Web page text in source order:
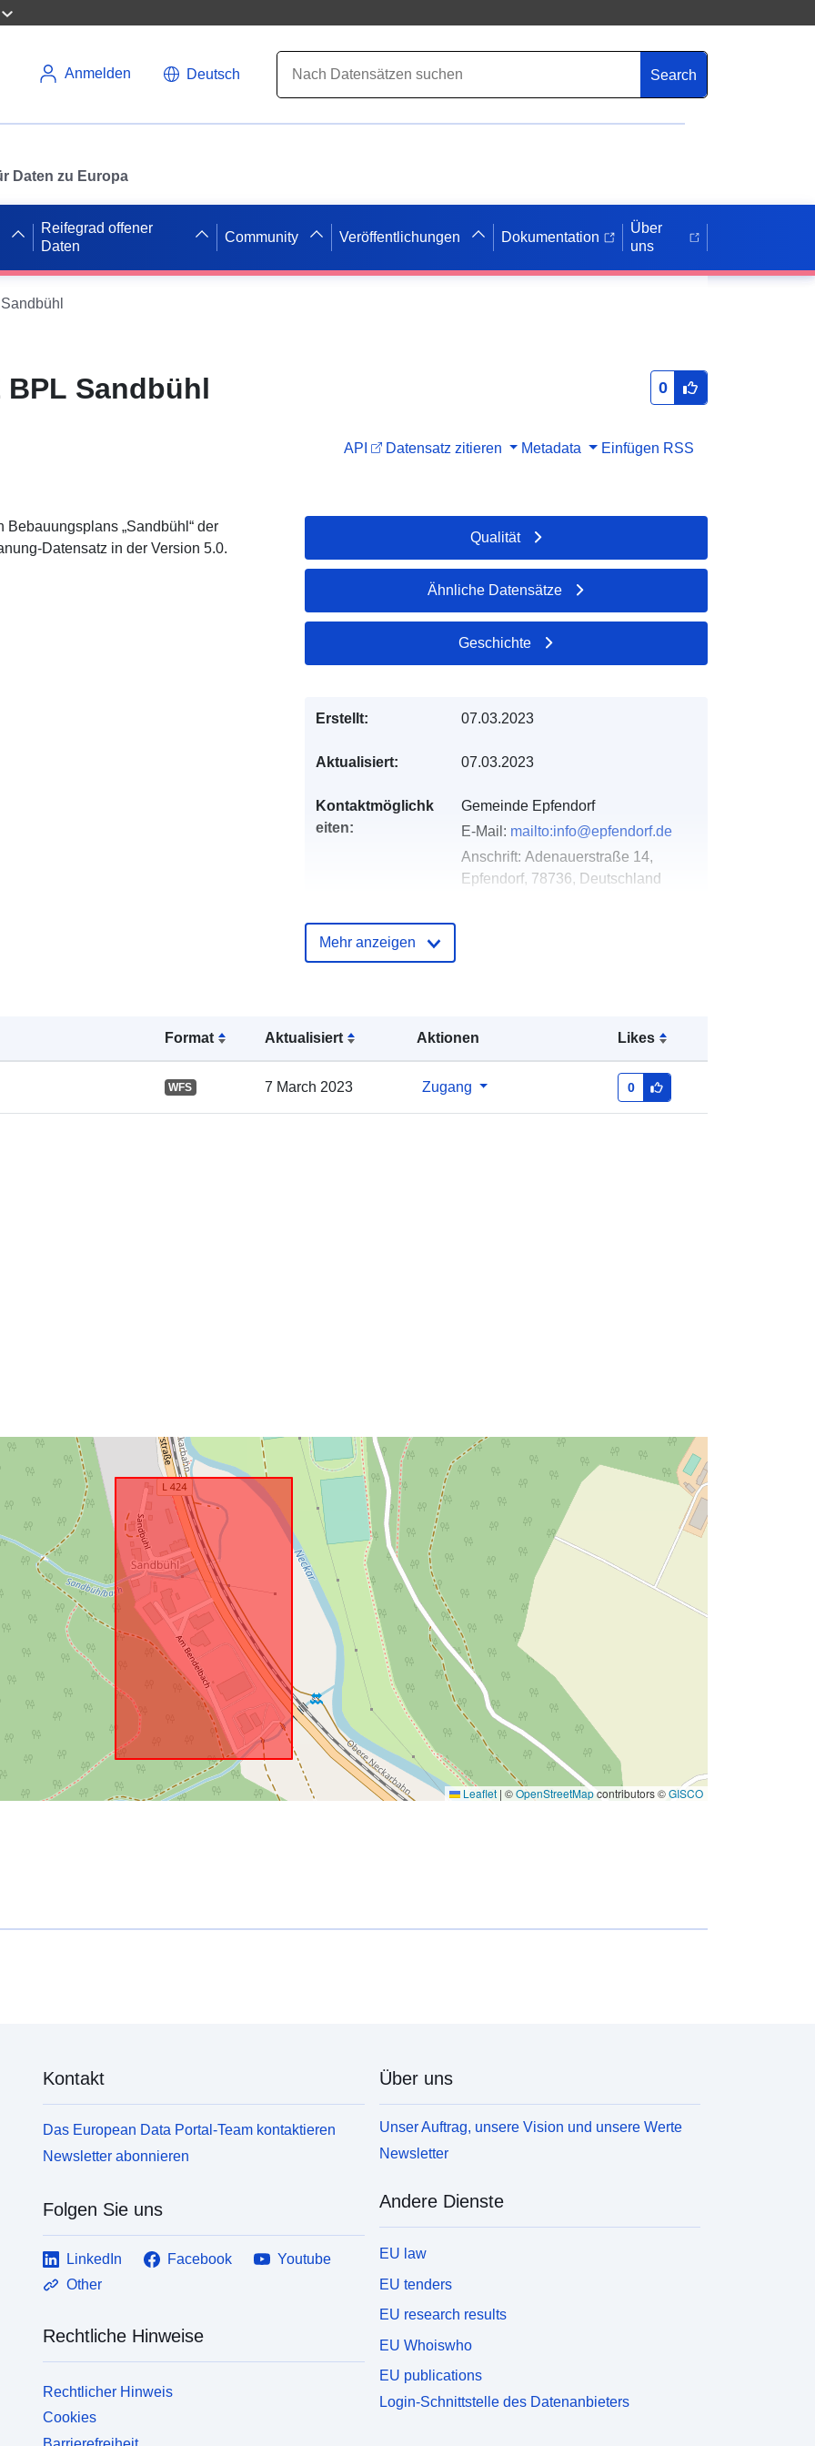
Anmelden Deutsch Search
Daten zu Europa
Reifegrad offener
Daten
Community Veröffentlichungen Dokumentation
Über
uns
BPL Sandbühl 0
API Datensatz zitieren Metadata Einfügen RSS
„Sandbühl“ der
Datensatz in der Version 5.0.
Format Aktualisiert Aktionen Likes
WFS 7 March 2023 Zugang 0
Leaflet | ©OpenStreetMapcontributors ©GISCO
Qualität
Ähnliche Datensätze
Geschichte
Erstellt: 07.03.2023
Aktualisiert: 07.03.2023
Kontaktmöglichk
eiten:
Gemeinde Epfendorf
E-Mail: mailto:info@epfendorf.de
Anschrift: Ade­nau­er­straße 14,
Epfen­dorf, 78736, Deutschland
Verzeichnis der
48.2398311 ], [ 8.6033754,
48.2398311 ], [ 8.6033754,
Mehr anzeigen
Kontakt
Das European Data Portal-Team kontaktieren
Newsletter abonnieren
Folgen Sie uns
LinkedIn Facebook
Youtube
Other
Rechtliche Hinweise
Rechtlicher Hinweis
Cookies
Über uns
Unser Auftrag, unsere Vision und unsere Werte
Newsletter
Andere Dienste
EU law
EU tenders
EU research results
EU Whoiswho
EU publications
Login-Schnittstelle des Datenanbieters